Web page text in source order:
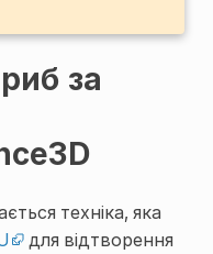
за
техніка, яка
для відтворення